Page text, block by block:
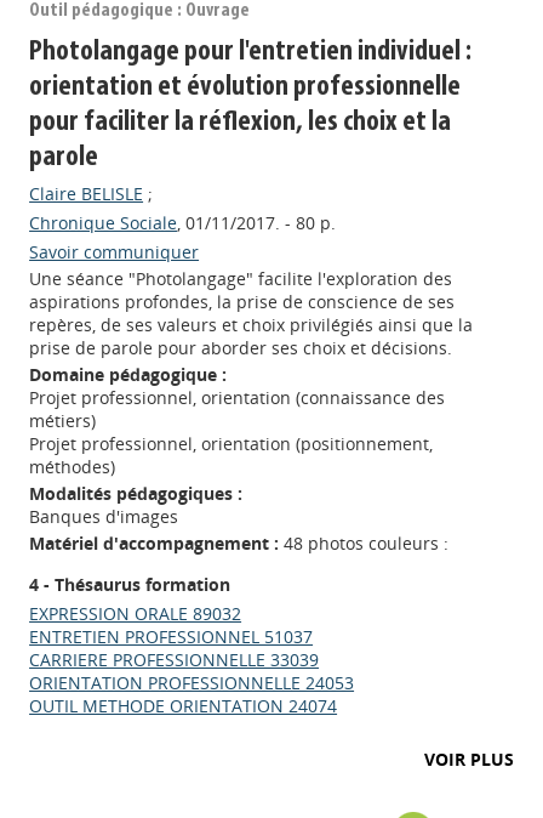
Outil pédagogique : Ouvrage
Photolangage pour l'entretien individuel :
orientation et évolution professionnelle
pour faciliter la réflexion, les choix et la
parole
Claire BELISLE ;
Chronique Sociale, 01/11/2017. - 80 p.
Savoir communiquer
Une séance "Photolangage" facilite l'exploration des
aspirations profondes, la prise de conscience de ses
repères, de ses valeurs et choix privilégiés ainsi que la
prise de parole pour aborder ses choix et décisions.
Domaine pédagogique :
Projet professionnel, orientation (connaissance des
métiers)
Projet professionnel, orientation (positionnement,
méthodes)
Modalités pédagogiques :
Banques d'images
Matériel d'accompagnement :48 photos couleurs :
4 - Thésaurus formation
EXPRESSION ORALE 89032
ENTRETIEN PROFESSIONNEL 51037
CARRIERE PROFESSIONNELLE 33039
ORIENTATION PROFESSIONNELLE 24053
OUTIL METHODE ORIENTATION 24074
VOIR PLUS